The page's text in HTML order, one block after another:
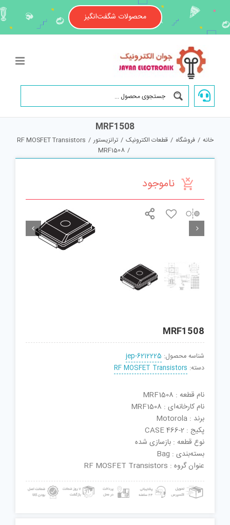
content
محصولات شگفت‌انگیز
MRF1508
خانه / فروشگاه / قطعات الکترونیک / ترانزیستور /
RF MOSFET Transistors
/
MRF1508
ناموجود
 
MRF1508
شناسه محصول: jep-6212225
دسته: RF MOSFET Transistors
نام قطعه : MRF1508
نام کارخانه‌ای : MRF1508
برند : Motorola
پکیج : CASE 466-2
نوع قطعه : بازسازی شده
بسته‌بندی : Bag
عنوان گروه : RF MOSFET Transistors